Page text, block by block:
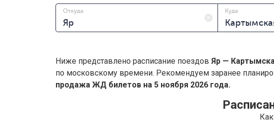
Откуда Куда
Ниже представлено расписание поездов Яр —
по московскому времени. Рекомендуем заранее
продажа ЖД билетов на 5 ноября 2026 года.